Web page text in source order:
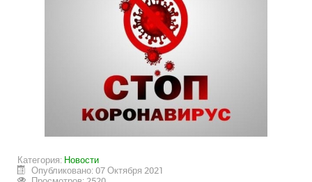
Категория: Новости
Опубликовано: 07 Октября 2021